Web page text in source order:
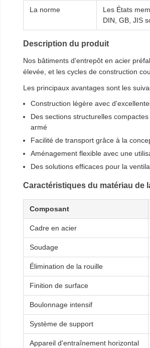
La norme
Les États
DIN, GB, JIS
Description du produit
Nos bâtiments d'entrepôt en acier
élevée, et les cycles de construction
Les principaux avantages sont les
Construction légère avec
Des sections structurelles
armé
Facilité de transport grâce à la
Aménagement flexible avec une
Des solutions efficaces pour la
Caractéristiques du matériau de
Composant
Cadre en acier
Soudage
Élimination de la rouille
Finition de surface
Boulonnage intensif
Système de support
Appareil d'entraînement horizontal